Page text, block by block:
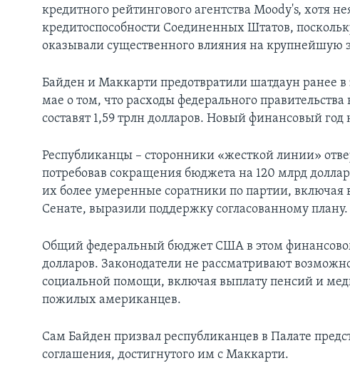
кредитного рейтингового агентства Moody's, хотя
кредитоспособности Соединенных Штатов,
оказывали существенного влияния на крупнейшую
Байден и Маккарти предотвратили шатдаун ранее в
мае о том, что расходы федерального
составят 1,59 трлн долларов. Новый финансовый год
Республиканцы – сторонники «жесткой линии»
потребовав сокращения бюджета на 120 млрд
их более умеренные соратники по партии, включая
Сенате, выразили поддержку согласованному плану.
Общий федеральный бюджет США в этом финансовом
долларов. Законодатели не рассматривают
социальной помощи, включая выплату пенсий и
пожилых американцев.
Сам Байден призвал республиканцев в Палате
соглашения, достигнутого им с Маккарти.